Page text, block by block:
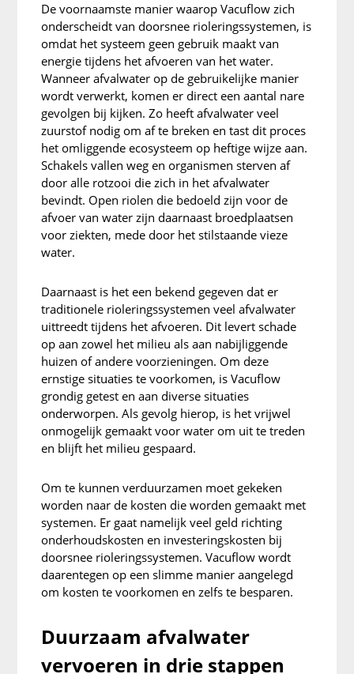
De voornaamste manier waarop Vacuflow zich
onderscheidt van doorsnee rioleringssystemen, is
omdat het systeem geen gebruik maakt van
energie tijdens het afvoeren van het water.
Wanneer afvalwater op de gebruikelijke manier
wordt verwerkt, komen er direct een aantal nare
gevolgen bij kijken. Zo heeft afvalwater veel
zuurstof nodig om af te breken en tast dit proces
het omliggende ecosysteem op heftige wijze aan.
Schakels vallen weg en organismen sterven af
door alle rotzooi die zich in het afvalwater
bevindt. Open riolen die bedoeld zijn voor de
afvoer van water zijn daarnaast broedplaatsen
voor ziekten, mede door het stilstaande vieze
water.
Daarnaast is het een bekend gegeven dat er
traditionele rioleringssystemen veel afvalwater
uittreedt tijdens het afvoeren. Dit levert schade
op aan zowel het milieu als aan nabijliggende
huizen of andere voorzieningen. Om deze
ernstige situaties te voorkomen, is Vacuflow
grondig getest en aan diverse situaties
onderworpen. Als gevolg hierop, is het vrijwel
onmogelijk gemaakt voor water om uit te treden
en blijft het milieu gespaard.
Om te kunnen verduurzamen moet gekeken
worden naar de kosten die worden gemaakt met
systemen. Er gaat namelijk veel geld richting
onderhoudskosten en investeringskosten bij
doorsnee rioleringssystemen. Vacuflow wordt
daarentegen op een slimme manier aangelegd
om kosten te voorkomen en zelfs te besparen.
Duurzaam afvalwater
vervoeren in drie stappen